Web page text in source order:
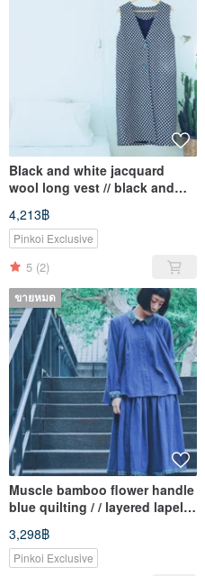
Black and white jacquard
wool long vest // black and
white longline vest with
jacquard wool fabric
4,213฿
Pinkoi Exclusive
5 (2)
ขายหมด
Muscle bamboo flower handle
blue quilting / / layered lapel
long-sleeved shirt
3,298฿
Pinkoi Exclusive